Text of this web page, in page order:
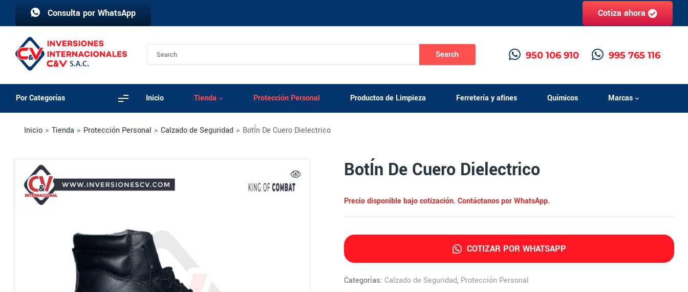
Consulta por WhatsApp Cotiza ahora
Search 950 106 910 995 765 116
Por Categorías Inicio Tienda Protección Personal Productos de Limpieza Ferretería y afines Químicos Marcas
Inicio > Tienda > Protección Personal > Calzado de Seguridad > BotÍn De Cuero Dielectrico
BotÍn De Cuero Dielectrico
Precio disponible bajo cotización. Contáctanos por WhatsApp.
COTIZAR POR WHATSAPP
Categorías: Calzado de Seguridad, Protección Personal